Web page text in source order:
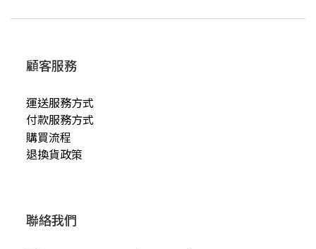
顧客服務
運送服務方式
付款服務方式
購買流程
退換貨政策
聯絡我們